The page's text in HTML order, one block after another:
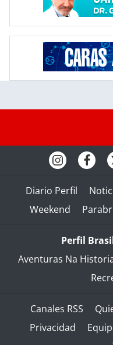
Diario Perfil
Weekend
Perfil
Aventuras Na
Canales RSS
Privacidad